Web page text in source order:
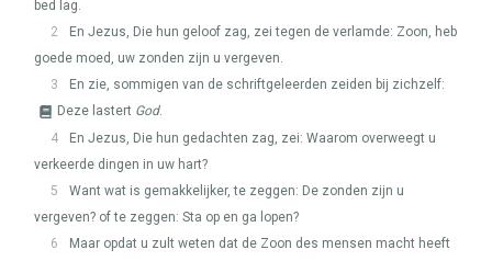
bed lag.
2
En Jezus, Die hun geloof zag, zei tegen de verlamde: Zoon, heb
goede moed, uw zonden zijn u vergeven.
3
En zie, sommigen van de schriftgeleerden zeiden bij zichzelf:
Deze lastert God.
4
En Jezus, Die hun gedachten zag, zei: Waarom overweegt u
verkeerde dingen in uw hart?
5
Want wat is gemakkelijker, te zeggen: De zonden zijn u
vergeven? of te zeggen: Sta op en ga lopen?
6
Maar opdat u zult weten dat de Zoon des mensen macht heeft